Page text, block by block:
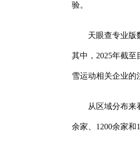
验。
天眼查专业版
其中，2025年截
雪运动相关企业的
从区域分布来
余家、1200余家和